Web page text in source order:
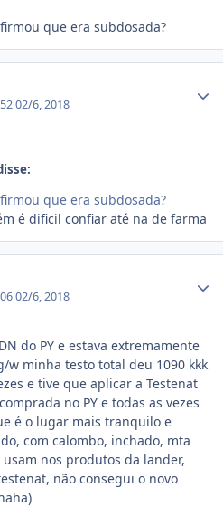
que era subdosada?
02/6, 2018
que era subdosada?
é dificil confiar até na de farma
02/6, 2018
do PY e estava extremamente
w minha testo total deu 1090 kkk
e tive que aplicar a Testenat
no PY e todas as vezes
é o lugar mais tranquilo e
com calombo, inchado, mta
nos produtos da lander,
não consegui o novo